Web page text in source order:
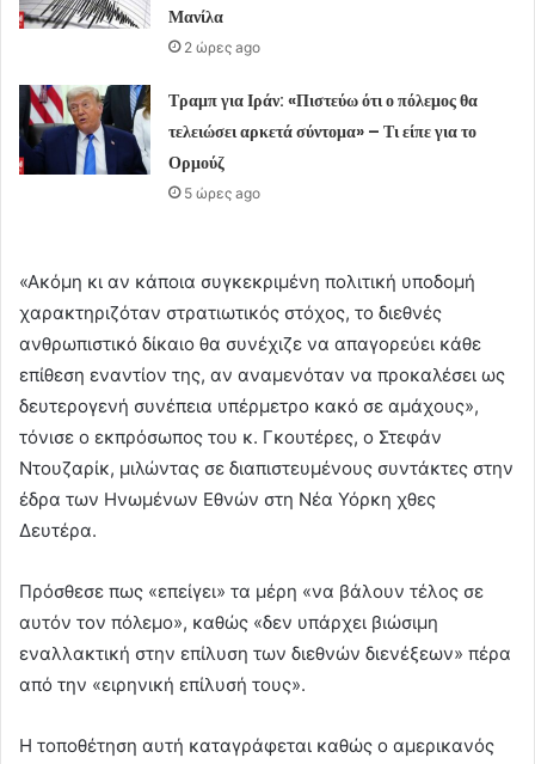
Μανίλα
2 ώρες ago
Τραμπ για Ιράν: «Πιστεύω ότι ο πόλεμος θα
τελειώσει αρκετά σύντομα» – Τι είπε για το
Ορμούζ
5 ώρες ago
«Ακόμη κι αν κάποια συγκεκριμένη πολιτική υποδομή
χαρακτηριζόταν στρατιωτικός στόχος, το διεθνές
ανθρωπιστικό δίκαιο θα συνέχιζε να απαγορεύει κάθε
επίθεση εναντίον της, αν αναμενόταν να προκαλέσει ως
δευτερογενή συνέπεια υπέρμετρο κακό σε αμάχους»,
τόνισε ο εκπρόσωπος του κ. Γκουτέρες, ο Στεφάν
Ντουζαρίκ, μιλώντας σε διαπιστευμένους συντάκτες στην
έδρα των Ηνωμένων Εθνών στη Νέα Υόρκη χθες
Δευτέρα.
Πρόσθεσε πως «επείγει» τα μέρη «να βάλουν τέλος σε
αυτόν τον πόλεμο», καθώς «δεν υπάρχει βιώσιμη
εναλλακτική στην επίλυση των διεθνών διενέξεων» πέρα
από την «ειρηνική επίλυσή τους».
Η τοποθέτηση αυτή καταγράφεται καθώς ο αμερικανός